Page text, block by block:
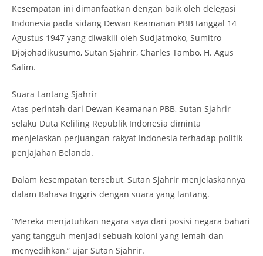
Kesempatan ini dimanfaatkan dengan baik oleh delegasi
Indonesia pada sidang Dewan Keamanan PBB tanggal 14
Agustus 1947 yang diwakili oleh Sudjatmoko, Sumitro
Djojohadikusumo, Sutan Sjahrir, Charles Tambo, H. Agus
Salim.
Suara Lantang Sjahrir
Atas perintah dari Dewan Keamanan PBB, Sutan Sjahrir
selaku Duta Keliling Republik Indonesia diminta
menjelaskan perjuangan rakyat Indonesia terhadap politik
penjajahan Belanda.
Dalam kesempatan tersebut, Sutan Sjahrir menjelaskannya
dalam Bahasa Inggris dengan suara yang lantang.
“Mereka menjatuhkan negara saya dari posisi negara bahari
yang tangguh menjadi sebuah koloni yang lemah dan
menyedihkan,” ujar Sutan Sjahrir.